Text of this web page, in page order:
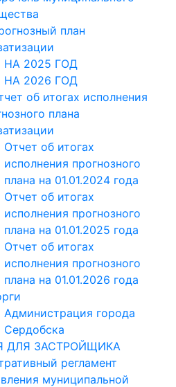
план
НА 2025 ГОД
НА 2026 ГОД
об итогах исполнения
плана
Отчет об итогах
исполнения прогнозного
плана на 01.01.2024 года
Отчет об итогах
исполнения прогнозного
плана на 01.01.2025 года
Отчет об итогах
исполнения прогнозного
плана на 01.01.2026 года
Администрация города
Сердобска
ДЛЯ ЗАСТРОЙЩИКА
регламент
муниципальной